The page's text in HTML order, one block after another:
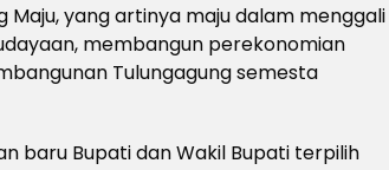
Maju, yang artinya maju dalam menggali
membangun perekonomian
Tulungagung semesta
baru Bupati dan Wakil Bupati terpilih